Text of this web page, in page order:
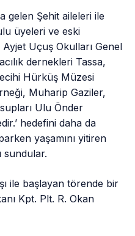
gelen Şehit aileleri ile
üyeleri ve eski
Uçuş Okulları Genel
dernekleri Tassa,
Hürküş Müzesi
Muharip Gaziler,
Ulu Önder
hedefini daha da
yaşamını yitiren
sundular.
ile başlayan törende bir
Kpt. Plt. R. Okan